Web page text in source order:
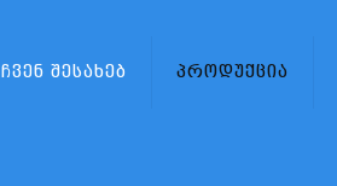
ჩვენ შესახებ პროდუქცია